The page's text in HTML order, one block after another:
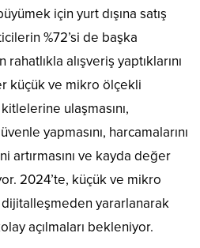
için yurt dışına satış
%72’si de başka
alışveriş yaptıklarını
küçük ve mikro ölçekli
ulaşmasını,
yapmasını, harcamalarını
artırmasını ve kayda değer
2024’te, küçük ve mikro
yararlanarak
açılmaları bekleniyor.